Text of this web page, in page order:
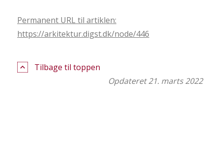
Permanent URL til artiklen:
https://arkitektur.digst.dk/node/446
Tilbage til toppen
Opdateret 21. marts 2022